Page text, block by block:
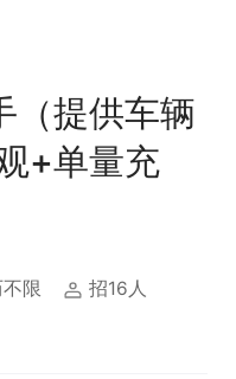
（提供车辆
+单量充
限 招16人